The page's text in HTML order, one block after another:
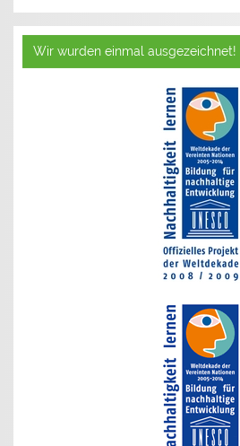
Wir wurden einmal ausgezeichnet!